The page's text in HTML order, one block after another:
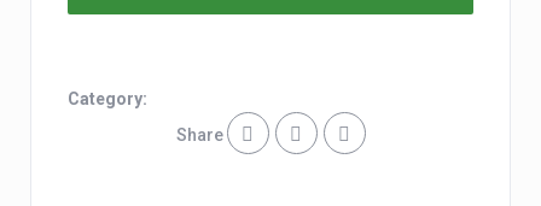
Category:
Share